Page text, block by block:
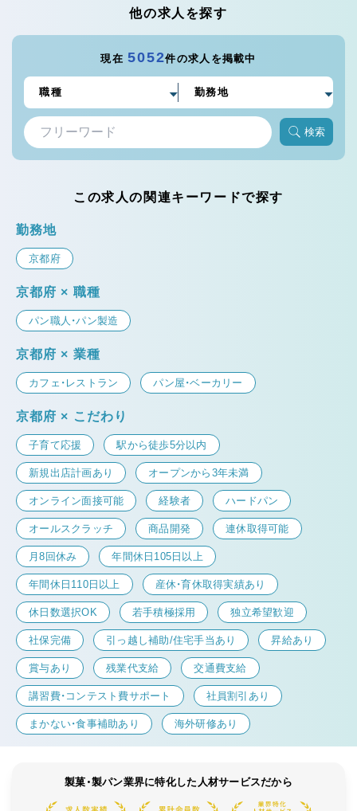
他の求人を探す
現在5052件の求人を掲載中
検索
この求人の関連キーワードで探す
勤務地
京都府
京都府 × 職種
パン職人・パン製造
京都府 × 業種
カフェ・レストラン パン屋・ベーカリー
京都府 × こだわり
子育て応援 駅から徒歩5分以内
新規出店計画あり オープンから3年未満
オンライン面接可能 経験者 ハードパン
オールスクラッチ 商品開発 連休取得可能
月8回休み 年間休日105日以上
年間休日110日以上 産休・育休取得実績あり
休日数選択OK 若手積極採用 独立希望歓迎
社保完備 引っ越し補助/住宅手当あり 昇給あり
賞与あり 残業代支給 交通費支給
講習費・コンテスト費サポート 社員割引あり
まかない・食事補助あり 海外研修あり
製菓・製パン業界に特化した人材サービスだから